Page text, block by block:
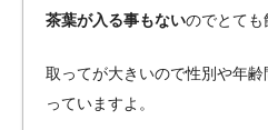
茶葉が入る事もないのでとても
取ってが大きいので性別や年
っていますよ。